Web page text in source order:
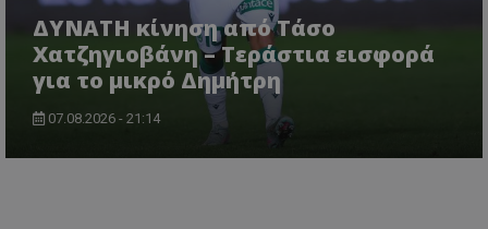
ΔΥΝΑΤΗ κίνηση από Τάσο
Χατζηγιοβάνη – Τεράστια εισφορά
για το μικρό Δημήτρη
07.08.2026 - 21:14